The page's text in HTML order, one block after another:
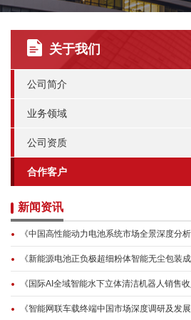
关于我们
公司简介
业务领域
公司资质
合作客户
新闻资讯
《中国高性能动力电池系统市场全景深度分
《新能源电池正负极超细粉体智能无尘包装
《国际AI全域智能水下立体清洁机器人销售
《智能网联车载终端中国市场深度调研及发